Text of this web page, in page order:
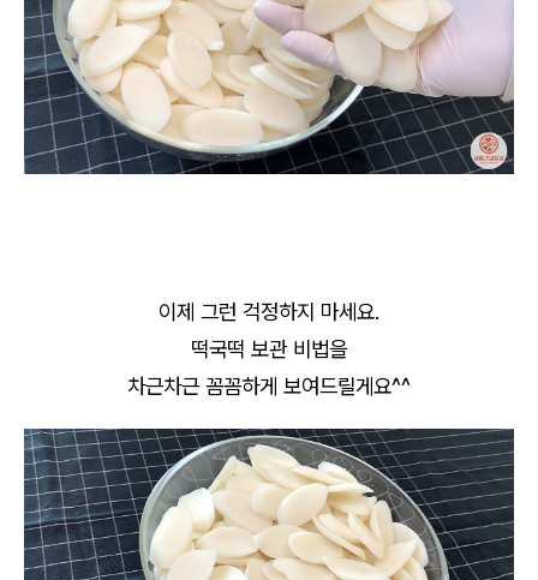
이제 그런 걱정하지 마세요.
떡국떡 보관 비법을
차근차근 꼼꼼하게 보여드릴게요^^